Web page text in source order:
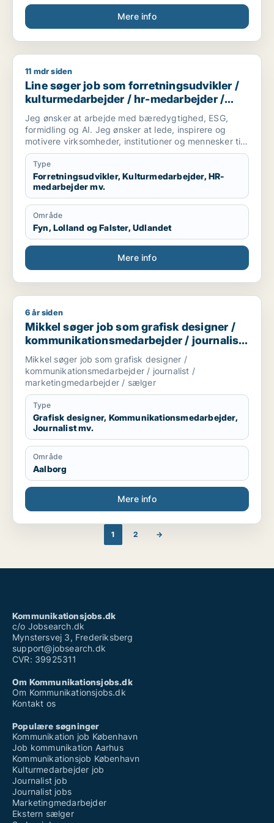
Mere info
Line søger job som forretningsudvikler / kulturmedarbejder
11 mdr siden
Line søger job som forretningsudvikler /
kulturmedarbejder / hr-medarbejder /
konsulent
Jeg ønsker at arbejde med bæredygtighed, ESG,
formidling og AI. Jeg ønsker at lede, inspirere og
motivere virksomheder, institutioner og mennesker til
optimere deres forretningsmodel og livssyn for
fremtidig succes for profit, people & planet. Lad os
skabe vores bæredygtige og succesrige virkelighed.
Type
Forretningsudvikler, Kulturmedarbejder, HR-
medarbejder mv.
Område
Fyn, Lolland og Falster, Udlandet
Mere info
Mikkel søger job som grafisk designer /
6 år siden
Mikkel søger job som grafisk designer /
kommunikationsmedarbejder / journalist
/ marketingmedarbejder / sælger
Mikkel søger job som grafisk designer /
kommunikationsmedarbejder / journalist /
marketingmedarbejder / sælger
Type
Grafisk designer, Kommunikationsmedarbejder,
Journalist mv.
Område
Aalborg
Mere info
1 2 →
Kommunikationsjobs.dk
c/o Jobsearch.dk
Mynstersvej 3, Frederiksberg
support@jobsearch.dk
CVR: 39925311
Om Kommunikationsjobs.dk
Om Kommunikationsjobs.dk
Kontakt os
Populære søgninger
Kommunikation job København
Job kommunikation Aarhus
Kommunikationsjob København
Kulturmedarbejder job
Journalist job
Journalist jobs
Marketingmedarbejder
Ekstern sælger